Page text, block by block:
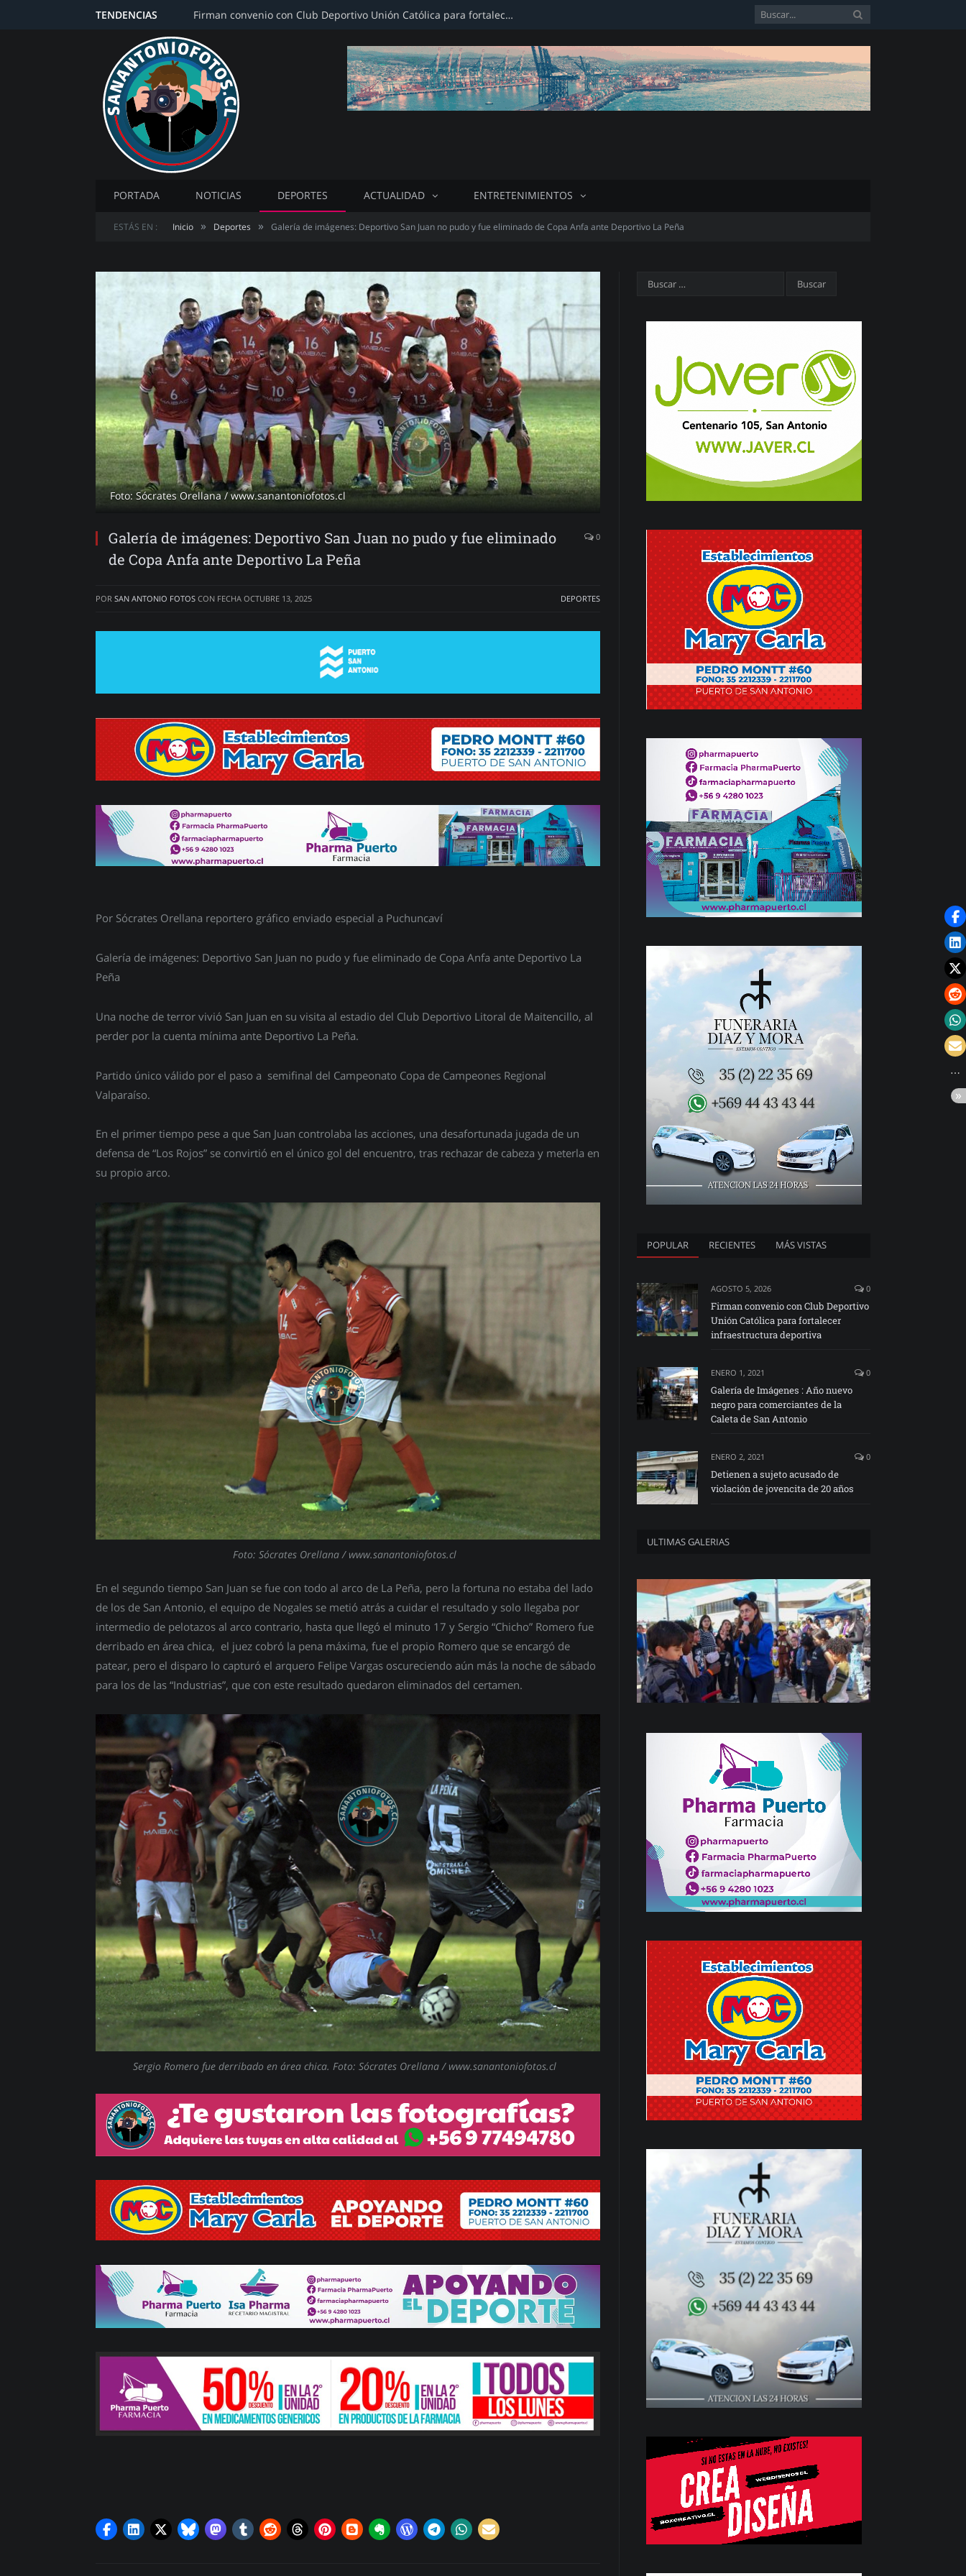
TENDENCIAS Firman convenio con Club Deportivo Unión Católica para fortalecer infraestructura deportiva
PORTADA NOTICIAS DEPORTES ACTUALIDAD ENTRETENIMIENTOS
ESTÁS EN : Inicio » Deportes » Galería de imágenes: Deportivo San Juan no pudo y fue eliminado de Copa Anfa ante Deportivo La Peña
Foto: Sócrates Orellana / www.sanantoniofotos.cl
Galería de imágenes: Deportivo San Juan no pudo y fue eliminado
de Copa Anfa ante Deportivo La Peña
0
POR SAN ANTONIO FOTOS CON FECHA OCTUBRE 13, 2025 DEPORTES
Por Sócrates Orellana reportero gráfico enviado especial a Puchuncaví
Galería de imágenes: Deportivo San Juan no pudo y fue eliminado de Copa Anfa ante Deportivo La
Peña
Una noche de terror vivió San Juan en su visita al estadio del Club Deportivo Litoral de Maitencillo, al
perder por la cuenta mínima ante Deportivo La Peña.
Partido único válido por el paso a semifinal del Campeonato Copa de Campeones Regional
Valparaíso.
En el primer tiempo pese a que San Juan controlaba las acciones, una desafortunada jugada de un
defensa de “Los Rojos” se convirtió en el único gol del encuentro, tras rechazar de cabeza y meterla en
su propio arco.
Foto: Sócrates Orellana / www.sanantoniofotos.cl
En el segundo tiempo San Juan se fue con todo al arco de La Peña, pero la fortuna no estaba del lado
de los de San Antonio, el equipo de Nogales se metió atrás a cuidar el resultado y solo llegaba por
intermedio de pelotazos al arco contrario, hasta que llegó el minuto 17 y Sergio “Chicho” Romero fue
derribado en área chica, el juez cobró la pena máxima, fue el propio Romero que se encargó de
patear, pero el disparo lo capturó el arquero Felipe Vargas oscureciendo aún más la noche de sábado
para los de las “Industrias”, que con este resultado quedaron eliminados del certamen.
Sergio Romero fue derribado en área chica. Foto: Sócrates Orellana / www.sanantoniofotos.cl
POPULAR RECIENTES MÁS VISTAS
AGOSTO 5, 2026 0
Firman convenio con Club Deportivo
Unión Católica para fortalecer
infraestructura deportiva
ENERO 1, 2021 0
Galería de Imágenes : Año nuevo
negro para comerciantes de la
Caleta de San Antonio
ENERO 2, 2021 0
Detienen a sujeto acusado de
violación de jovencita de 20 años
ULTIMAS GALERIAS